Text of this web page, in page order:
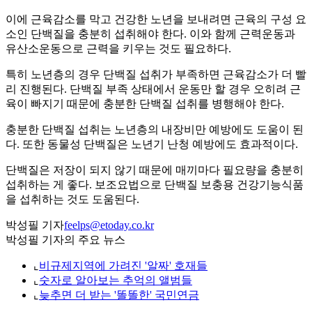
이에 근육감소를 막고 건강한 노년을 보내려면 근육의 구성 요
소인 단백질을 충분히 섭취해야 한다. 이와 함께 근력운동과
유산소운동으로 근력을 키우는 것도 필요하다.
특히 노년층의 경우 단백질 섭취가 부족하면 근육감소가 더 빨
리 진행된다. 단백질 부족 상태에서 운동만 할 경우 오히려 근
육이 빠지기 때문에 충분한 단백질 섭취를 병행해야 한다.
충분한 단백질 섭취는 노년층의 내장비만 예방에도 도움이 된
다. 또한 동물성 단백질은 노년기 난청 예방에도 효과적이다.
단백질은 저장이 되지 않기 때문에 매끼마다 필요량을 충분히
섭취하는 게 좋다. 보조요법으로 단백질 보충용 건강기능식품
을 섭취하는 것도 도움된다.
박성필 기자feelps@etoday.co.kr
박성필 기자의 주요 뉴스
⌞ 비규제지역에 가려진 '알짜' 호재들
⌞ 숫자로 알아보는 추억의 앨범들
⌞ 늦추면 더 받는 '똘똘한' 국민연금